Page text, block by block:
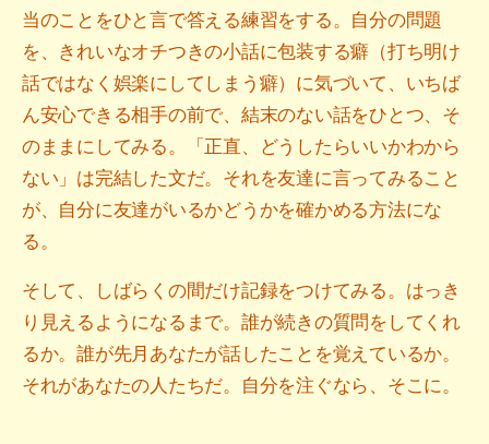
当のことをひと言で答える練習をする。自分の問題
を、きれいなオチつきの小話に包装する癖（打ち明け
話ではなく娯楽にしてしまう癖）に気づいて、いちば
ん安心できる相手の前で、結末のない話をひとつ、そ
のままにしてみる。「正直、どうしたらいいかわから
ない」は完結した文だ。それを友達に言ってみること
が、自分に友達がいるかどうかを確かめる方法にな
る。
そして、しばらくの間だけ記録をつけてみる。はっき
り見えるようになるまで。誰が続きの質問をしてくれ
るか。誰が先月あなたが話したことを覚えているか。
それがあなたの人たちだ。自分を注ぐなら、そこに。